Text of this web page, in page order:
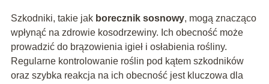
Szkodniki, takie jak borecznik sosnowy, mogą znacząco
wpłynąć na zdrowie kosodrzewiny. Ich obecność może
prowadzić do brązowienia igieł i osłabienia rośliny.
Regularne kontrolowanie roślin pod kątem szkodników
oraz szybka reakcja na ich obecność jest kluczowa dla